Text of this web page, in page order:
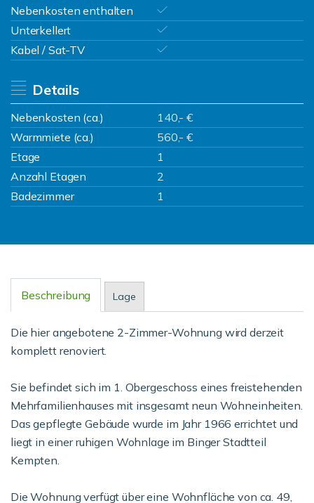
Nebenkosten enthalten
Unterkellert
Kabel / Sat-TV
Details
Nebenkosten (ca.)
140,- €
Warmmiete (ca.)
560,- €
Etage
1
Anzahl Etagen
2
Badezimmer
1
Beschreibung Lage
Die hier angebotene 2-Zimmer-Wohnung wird derzeit
komplett renoviert.
Sie befindet sich im 1. Obergeschoss eines freistehenden
Mehrfamilienhauses mit insgesamt neun Wohneinheiten.
Das gepflegte Gebäude wurde im Jahr 1966 errichtet und
liegt in einer ruhigen Wohnlage im Binger Stadtteil
Kempten.
Die Wohnung verfügt über eine Wohnfläche von ca. 49,